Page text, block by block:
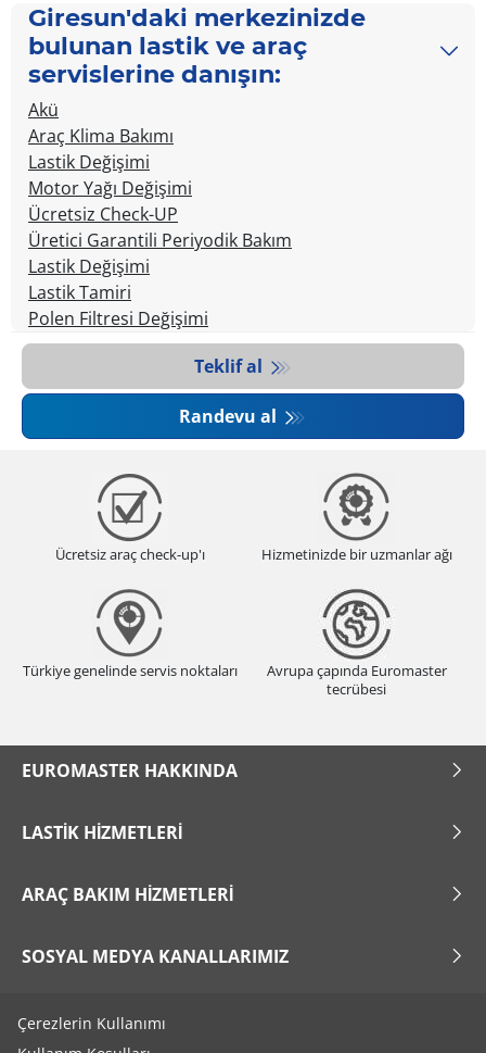
Giresun'daki merkezinizde
bulunan lastik ve araç
servislerine danışın:
Akü
Araç Klima Bakımı
Lastik Değişimi
Motor Yağı Değişimi
Ücretsiz Check-UP
Üretici Garantili Periyodik Bakım
Lastik Değişimi
Lastik Tamiri
Polen Filtresi Değişimi
Teklif al
Randevu al
Ücretsiz araç check-up'ı Hizmetinizde bir uzmanlar ağı
Türkiye genelinde servis noktaları
Avrupa çapında Euromaster
tecrübesi
EUROMASTER HAKKINDA
LASTIK HIZMETLERI
ARAÇ BAKIM HIZMETLERI
SOSYAL MEDYA KANALLARIMIZ
Çerezlerin Kullanımı